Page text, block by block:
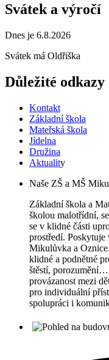
Svátek a výročí
Dnes je 6.8.2026
Svátek má Oldřiška
Důležité odkazy
Kontakt
Základní škola
Mateřská škola
Jídelna
Družina
Aktuality
Naše ZŠ a MŠ
Základní škola a
školou malotřídní,
se v klidné části
prostředí. Poskytuje
Mikulůvka a
klidné a podnětné
štěstí,
provázanost mezi
pro individuální
spolupráci i